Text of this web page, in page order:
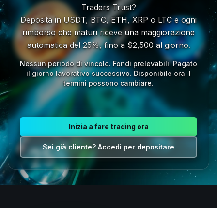
Traders Trust?
Deposita in USDT, BTC, ETH, XRP o LTC e ogni
rimborso che maturi riceve una maggiorazione
automatica del 25%, fino a $2,500 al giorno.
Nessun periodo di vincolo. Fondi prelevabili. Pagato
il giorno lavorativo successivo. Disponibile ora. I
termini possono cambiare.
Inizia a fare trading ora
Sei già cliente? Accedi per depositare